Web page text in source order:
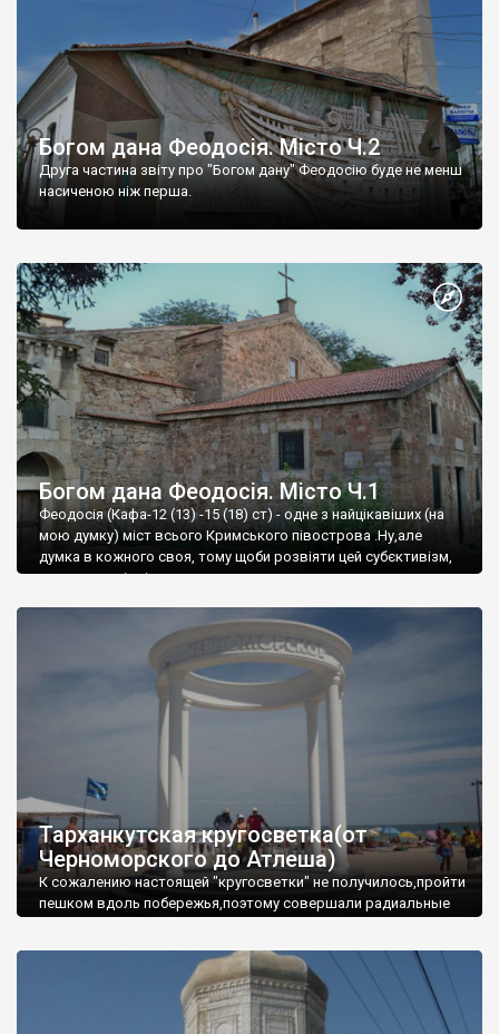
Богом дана Феодосія. Місто Ч.2
Друга частина звіту про "Богом дану" Феодосію буде не менш
насиченою ніж перша.
Богом дана Феодосія. Місто Ч.1
Феодосія (Кафа-12 (13) -15 (18) ст) - одне з найцікавіших (на
мою думку) міст всього Кримського півострова .Ну,але
думка в кожного своя, тому щоби розвіяти цей субєктивізм,
запрошую відвідати це
Тарханкутская кругосветка(от
Черноморского до Атлеша)
К сожалению настоящей "кругосветки" не получилось,пройти
пешком вдоль побережья,поэтому совершали радиальные